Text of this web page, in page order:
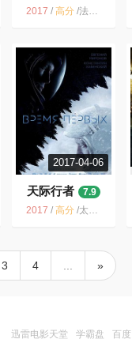
2017 / 高分/法国 奇幻 实验 情色 2017 青春 剧情 冒险
2017-04-06
天际行者
7.9
2017 / 高分/太空 俄罗斯 真实事件改编 历史 苏俄 科幻 冒险 剧情
3 4 »
迅雷电影天堂 学霸盘 百度